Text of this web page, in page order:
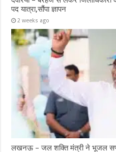
पद यात्रा,सौंपा ज्ञापन
2 weeks ago
लखनऊ – जल शक्ति मंत्री ने भूजल